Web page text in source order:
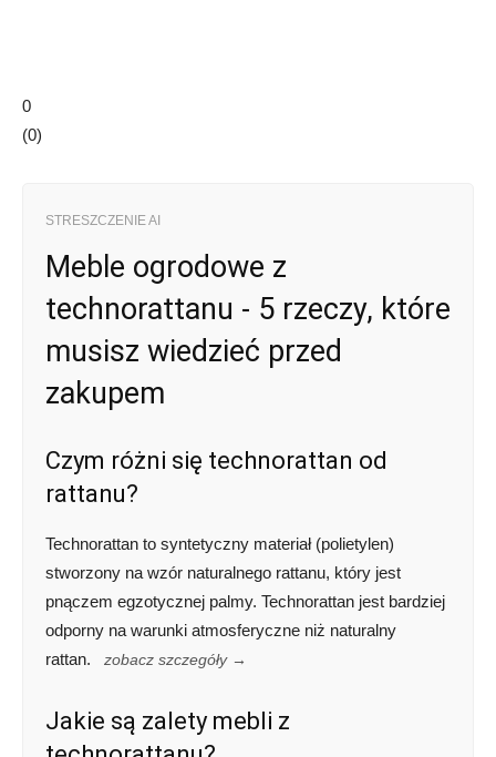
0
(0)
STRESZCZENIE AI
Meble ogrodowe z
technorattanu - 5 rzeczy, które
musisz wiedzieć przed
zakupem
Czym różni się technorattan od
rattanu?
Technorattan to syntetyczny materiał (polietylen)
stworzony na wzór naturalnego rattanu, który jest
pnączem egzotycznej palmy. Technorattan jest bardziej
odporny na warunki atmosferyczne niż naturalny
rattan.
zobacz szczegóły →
Jakie są zalety mebli z